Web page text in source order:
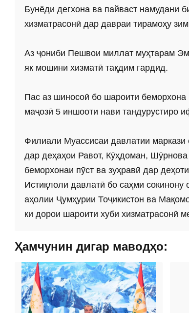
Бунёди дегхона ва пайваст намудани
хизматрасонӣ дар давраи тирамоҳу
Аз ҷониби Пешвои миллат муҳтарам
як мошини хизматӣ тақдим гардид.
Пас аз шиносоӣ бо шароити
маҷозӣ 5 иншооти нави тандурустиро
Филиали Муассисаи давлатии маркази
дар деҳаҳои Равот, Кӯҳдоман,
беморхонаи пӯст ва зуҳравӣ дар
Истиқлоли давлатӣ бо саҳми сокинону
аҳолии Ҷумҳурии Тоҷикистон ва
ки дорои шароити хуби хизматрасонӣ
Ҳамчунин дигар маводҳо: